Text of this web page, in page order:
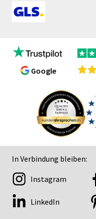
Google
In Verbindung bleiben:
Instagram
LinkedIn